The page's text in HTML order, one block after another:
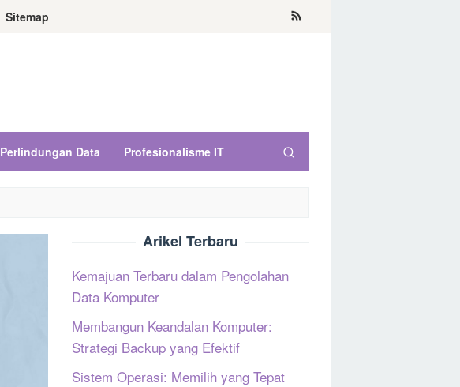
Sitemap
Perlindungan Data Profesionalisme IT
Arikel Terbaru
Kemajuan Terbaru dalam Pengolahan
Data Komputer
Membangun Keandalan Komputer:
Strategi Backup yang Efektif
Sistem Operasi: Memilih yang Tepat